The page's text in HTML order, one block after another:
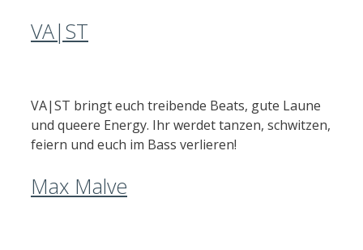
VA|ST
VA|ST bringt euch treibende Beats, gute Laune
und queere Energy. Ihr werdet tanzen, schwitzen,
feiern und euch im Bass verlieren!
Max Malve